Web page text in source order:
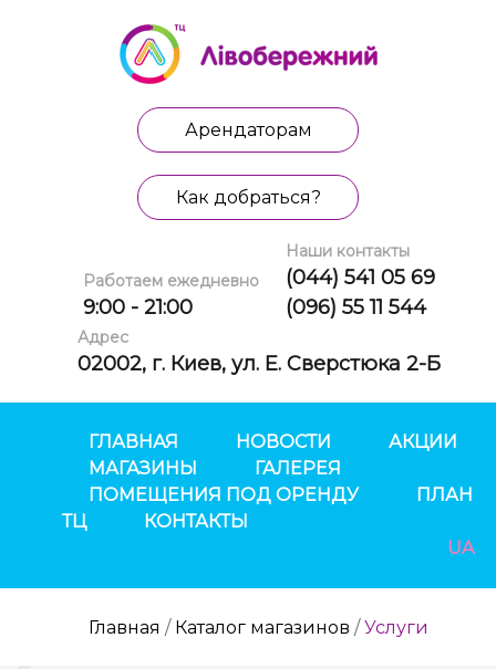
Арендаторам
Как добраться?
Работаем ежедневно
9:00 - 21:00
Наши контакты
(044) 541 05 69
(096) 55 11 544
Адрес
02002, г. Киев, ул. Е. Сверстюка 2-Б
ГЛАВНАЯ НОВОСТИ
АКЦИИ
МАГАЗИНЫ
ГАЛЕРЕЯ
ПОМЕЩЕНИЯ ПОД ОРЕНДУ
ПЛАН
ТЦ
КОНТАКТЫ
UA
Главная / Каталог магазинов /Услуги